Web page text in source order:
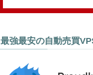
最強最安の自動売買